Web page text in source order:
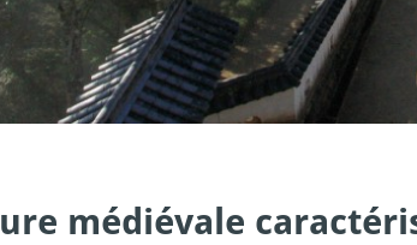
médiévale